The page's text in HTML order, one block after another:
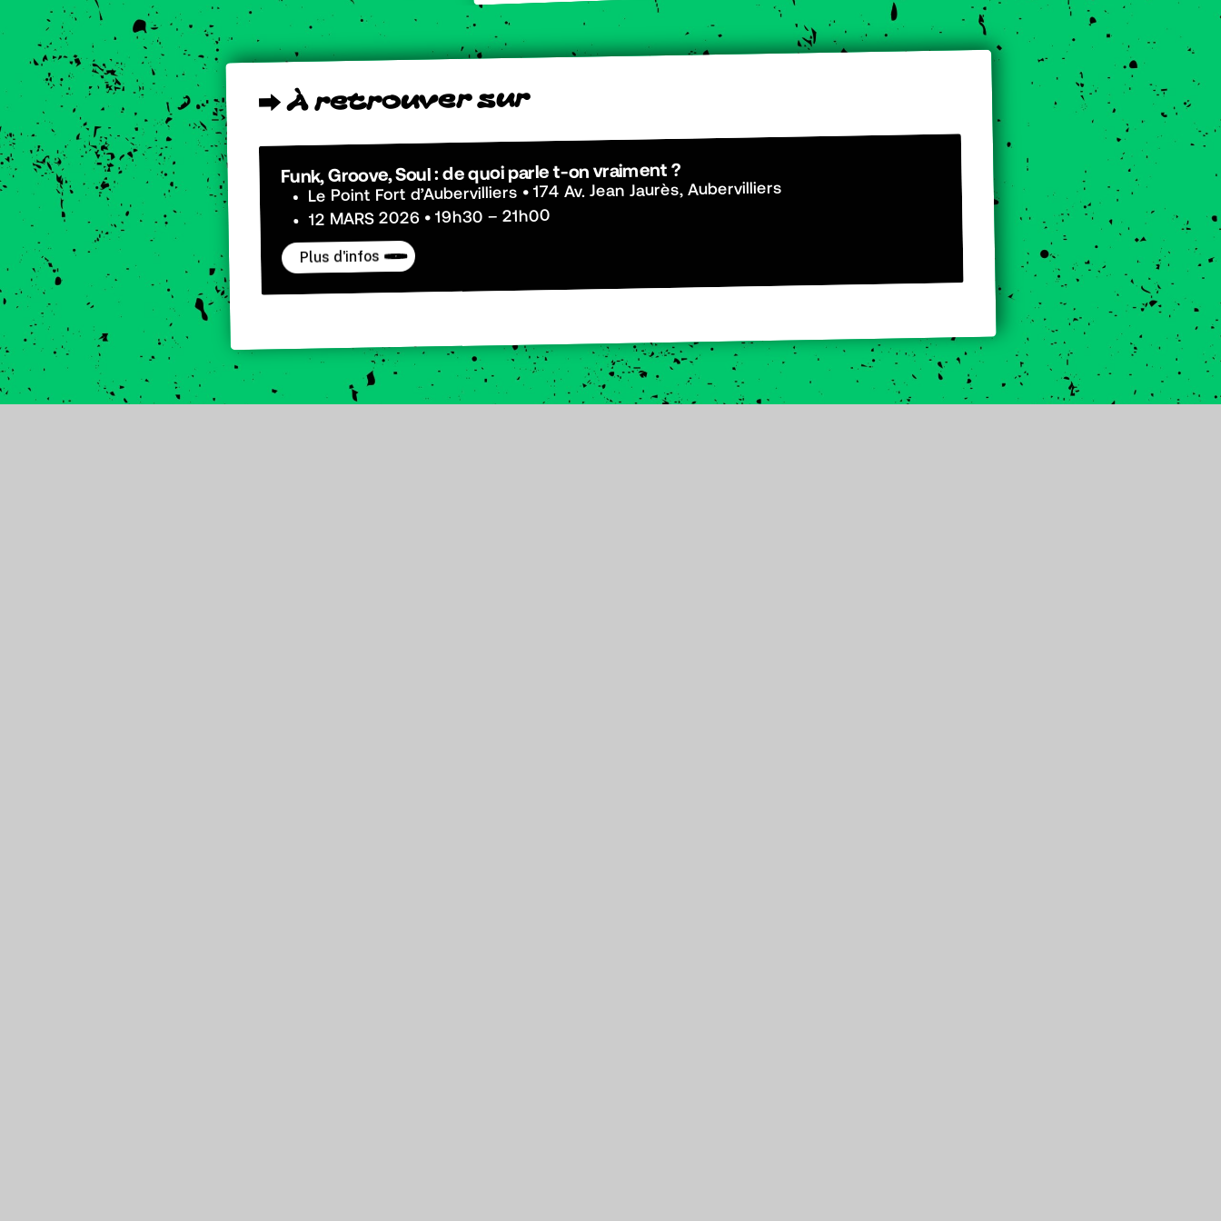
⮕ À retrouver sur
Funk, Groove, Soul : de quoi parle t-on vraiment ?
Le Point Fort d’Aubervilliers • 174 Av. Jean Jaurès, Aubervilliers
12 MARS 2026 • 19h30 – 21h00
Plus d'infos